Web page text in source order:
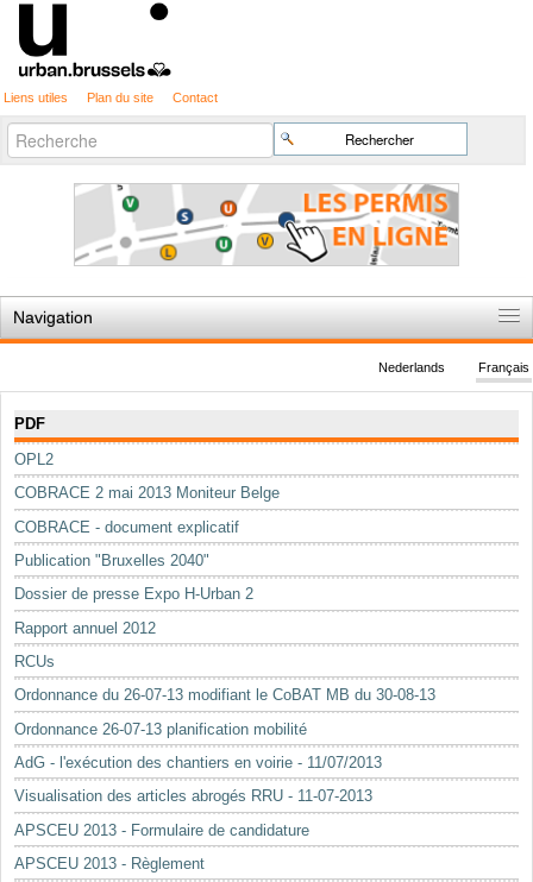
Liens utiles Plan du site Contact
Chercher par
Recherche
avancée…
Navigation
Règles du jeu
Permis d'urbanisme
Cartographie
Etudes et publications
Mots-clés
Renseignements urbanistiques
Français
Nederlands
PDF
OPL2
COBRACE 2 mai 2013 Moniteur Belge
COBRACE - document explicatif
Publication "Bruxelles 2040"
Dossier de presse Expo H-Urban 2
Rapport annuel 2012
RCUs
Ordonnance du 26-07-13 modifiant le CoBAT MB du 30-08-13
Ordonnance 26-07-13 planification mobilité
AdG - l'exécution des chantiers en voirie - 11/07/2013
Visualisation des articles abrogés RRU - 11-07-2013
APSCEU 2013 - Formulaire de candidature
APSCEU 2013 - Règlement